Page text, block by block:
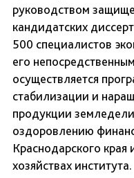
руководством
кандидатских
500 специалистов
его
осуществляется
стабилизации и
продукции
оздоровлению
Краснодарского
хозяйствах института.